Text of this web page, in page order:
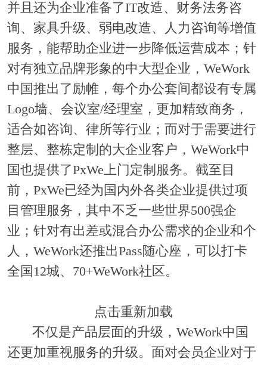
并且还为企业准备了IT改造、财务法务咨
询、家具升级、弱电改造、人力咨询等增值
服务，能帮助企业进一步降低运营成本；针
对有独立品牌形象的中大型企业，WeWork
中国推出了励帷，每个办公套间都设有专属
Logo墙、会议室/经理室，更加精致商务，
适合如咨询、律所等行业；而对于需要进行
整层、整栋定制的大企业客户，WeWork中
国也提供了PxWe上门定制服务。截至目
前，PxWe已经为国内外各类企业提供过项
目管理服务，其中不乏一些世界500强企
业；针对有出差或混合办公需求的企业和个
人，WeWork还推出Pass随心座，可以打卡
全国12城、70+WeWork社区。
点击重新加载
不仅是产品层面的升级，WeWork中国
还更加重视服务的升级。面对会员企业对于